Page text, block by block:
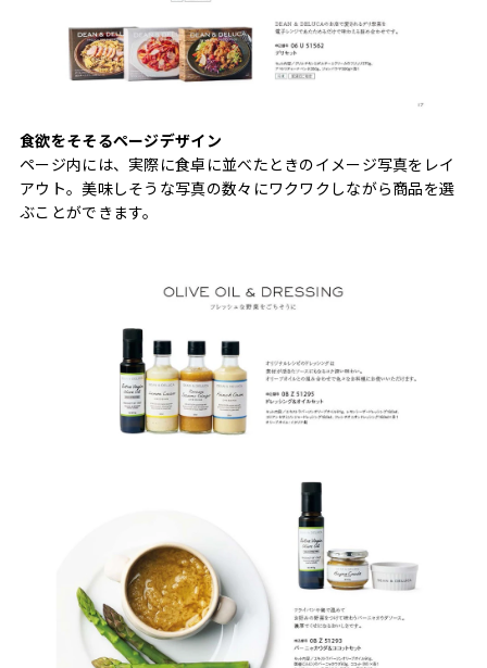
食欲をそそるページデザイン
ページ内には、実際に食卓に並べたときのイメージ写真をレイ
アウト。美味しそうな写真の数々にワクワクしながら商品を選
ぶことができます。